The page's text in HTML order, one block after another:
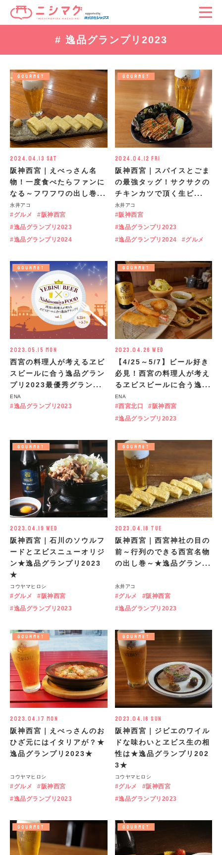
# 逸品グランプリ2023
GOURMET
2024.04.13 Sat
阪神西宮｜えべっさん名
物！一度食べたらファンに
なる～フワフワの出し巻...
永井アコ
グルメ
阪神西宮
逸品グランプリ2023
逸品グランプリ2024
GOURMET
2024.04.12 Fri
阪神西宮｜スパイスとごま
の最強タッグ！サクサクの
チキンカツで頂く生ビ...
永井アコ
阪神西宮
逸品グランプリ2023
逸品グランプリ2024
グルメ
GOURMET
2023.05.15 Mon
西宮の料理人が考えるヱビ
スビールに合う逸品グラン
プリ2023最優秀グラン...
ENA
逸品グランプリ2023
GOURMET
2023.04.26 Wed
【4/25～5/7】ビール好き
必見！西宮の料理人が考え
るヱビスビールに合う逸...
ENA
西宮北口
阪神西宮
逸品グランプリ2023
GOURMET
2023.04.19 Wed
阪神西宮｜石川のソウルフ
ードとヱビスニューオリジ
ン★逸品グランプリ2023
★
コウヤマヒロシ
グルメ
阪神西宮
逸品グランプリ2023
GOURMET
2023.04.18 Tue
阪神西宮｜西宮神社の目の
前～行列のできる西宮名物
の出し巻～★逸品グラン...
永井アコ
グルメ
阪神西宮
逸品グランプリ2023
GOURMET
2023.04.17 Mon
阪神西宮｜えべっさんのお
ひざ元にはイタリアが？★
逸品グランプリ2023★
コウヤマヒロシ
グルメ
阪神西宮
逸品グランプリ2023
GOURMET
2023.04.16 Sun
阪神西宮｜ジビエのワイル
ドな味わいとヱビス生の相
性は★逸品グランプリ202
3★
コウヤマヒロシ
グルメ
阪神西宮
逸品グランプリ2023
GOURMET GOURMET